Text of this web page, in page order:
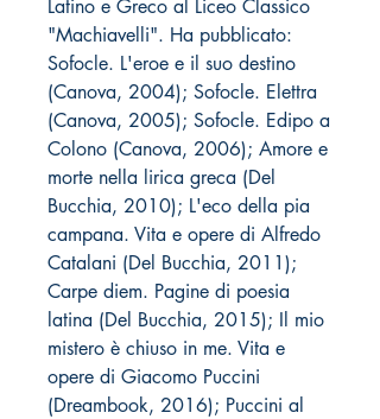
Latino e Greco al Liceo Classico
"Machiavelli". Ha pubblicato:
Sofocle. L'eroe e il suo destino
(Canova, 2004); Sofocle. Elettra
(Canova, 2005); Sofocle. Edipo a
Colono (Canova, 2006); Amore e
morte nella lirica greca (Del
Bucchia, 2010); L'eco della pia
campana. Vita e opere di Alfredo
Catalani (Del Bucchia, 2011);
Carpe diem. Pagine di poesia
latina (Del Bucchia, 2015); Il mio
mistero è chiuso in me. Vita e
opere di Giacomo Puccini
(Dreambook, 2016); Puccini al